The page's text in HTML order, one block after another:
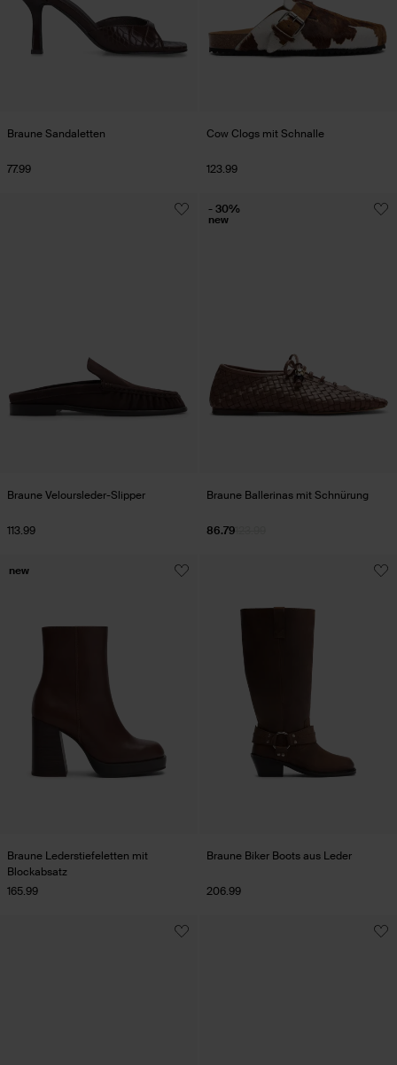
Braune Sandaletten
77.99
Cow Clogs mit Schnalle
123.99
Braune Veloursleder-Slipper
113.99
Braune Ballerinas mit Schnürung
86.79
- 30%
new
Braune Lederstiefeletten mit
Blockabsatz
165.99
new
Braune Biker Boots aus Leder
206.99